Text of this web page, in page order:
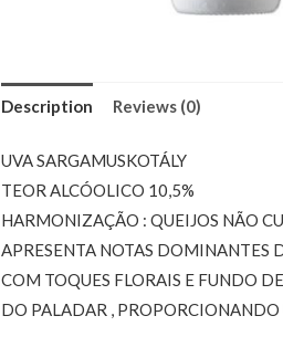
Description Reviews (0)
UVA SARGAMUSKOTÁLY
TEOR ALCÓOLICO 10,5%
HARMONIZAÇÃO : QUEIJOS NÃO
APRESENTA NOTAS DOMINANTES
COM TOQUES FLORAIS E FUNDO
DO PALADAR ,